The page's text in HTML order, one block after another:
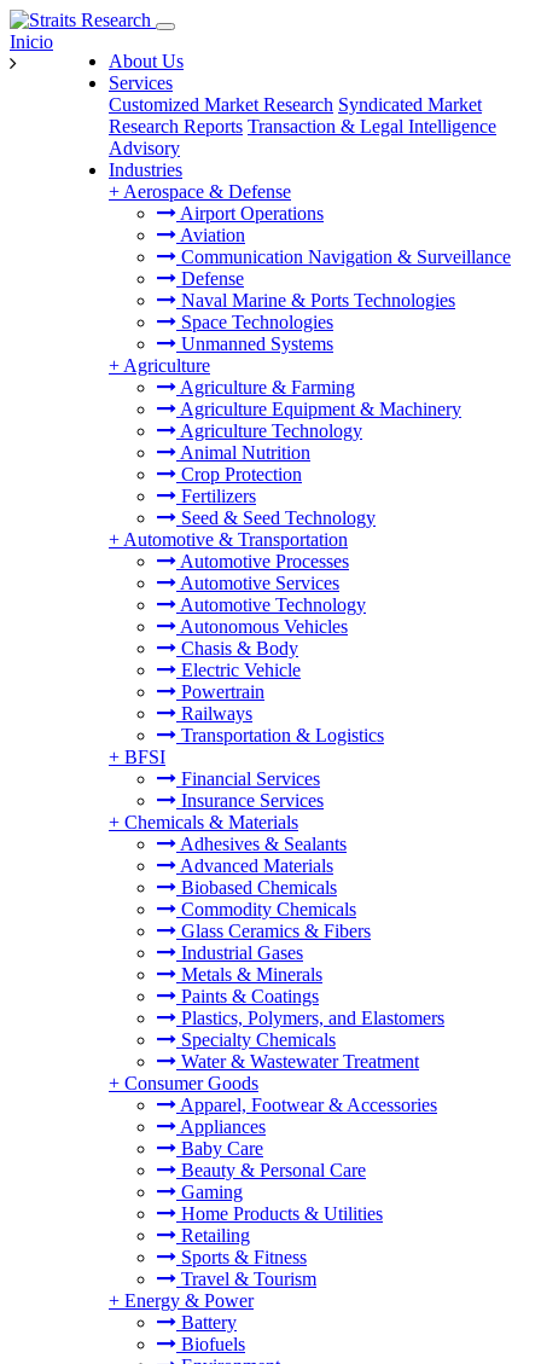
About Us
Services
Customized Market Research Syndicated Market
Research Reports Transaction & Legal Intelligence
Advisory
Industries
+ Aerospace & Defense
Airport Operations
Aviation
Communication Navigation & Surveillance
Defense
Naval Marine & Ports Technologies
Space Technologies
Unmanned Systems
+ Agriculture
Agriculture & Farming
Agriculture Equipment & Machinery
Agriculture Technology
Animal Nutrition
Crop Protection
Fertilizers
Seed & Seed Technology
+ Automotive & Transportation
Automotive Processes
Automotive Services
Automotive Technology
Autonomous Vehicles
Chasis & Body
Electric Vehicle
Powertrain
Railways
Transportation & Logistics
+ BFSI
Financial Services
Insurance Services
+ Chemicals & Materials
Adhesives & Sealants
Advanced Materials
Biobased Chemicals
Commodity Chemicals
Glass Ceramics & Fibers
Industrial Gases
Metals & Minerals
Paints & Coatings
Plastics, Polymers, and Elastomers
Specialty Chemicals
Water & Wastewater Treatment
+ Consumer Goods
Apparel, Footwear & Accessories
Appliances
Baby Care
Beauty & Personal Care
Gaming
Home Products & Utilities
Retailing
Sports & Fitness
Travel & Tourism
+ Energy & Power
Battery
Biofuels
Inicio